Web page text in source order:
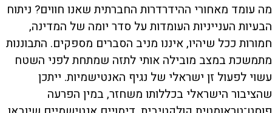
מה עומד מאחורי ההידרדרות החברתית שאנו חווים? ניתוח
הבעיות הענייניות העומדות על סדר יומה של המדינה,
חמורות ככל שיהיו, איננו מניב הסברים מספקים. התבוננות
מתמשכת במצב מובילה אותי לתזה שמתחת לפני השטח
עשוי לפעול זן ישראלי של נגיף האנטישמיות. ייתכן
שהציבור הישראלי בכללותו משחזר, במין הפרעה